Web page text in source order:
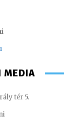
MEDIA
tér 5.